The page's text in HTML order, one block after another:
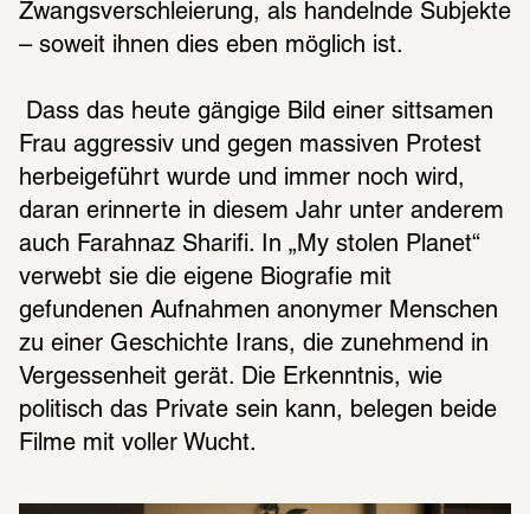
Zwangsverschleierung, als handelnde Subjekte
– soweit ihnen dies eben möglich ist.
Frau aggressiv und gegen massiven Protest
herbeigeführt wurde und immer noch wird,
daran erinnerte in diesem Jahr unter anderem
auch Farahnaz Sharifi. In „My stolen Planet“
verwebt sie die eigene Biografie mit
gefundenen Aufnahmen anonymer Menschen
zu einer Geschichte Irans, die zunehmend in
Vergessenheit gerät. Die Erkenntnis, wie
politisch das Private sein kann, belegen beide
Filme mit voller Wucht.